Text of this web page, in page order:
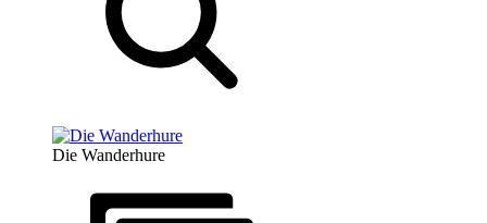
Die Wanderhure